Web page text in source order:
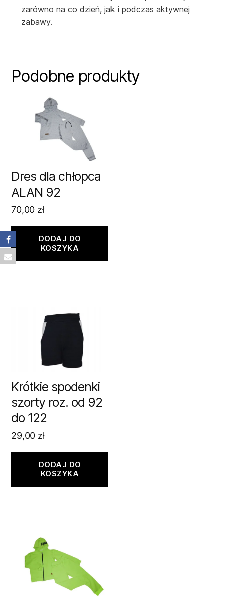
zarówno na co dzień, jak i podczas aktywnej
zabawy.
Podobne produkty
Dres dla chłopca
ALAN 92
70,00 zł
DODAJ DO
KOSZYKA
Krótkie spodenki
szorty roz. od 92
do 122
29,00 zł
DODAJ DO
KOSZYKA